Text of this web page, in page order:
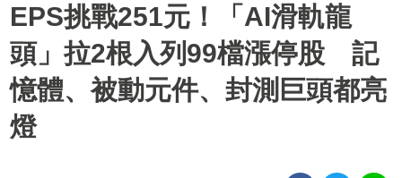
EPS挑戰251元！「AI滑軌龍
頭」拉2根入列99檔漲停股 記
憶體、被動元件、封測巨頭都亮
燈